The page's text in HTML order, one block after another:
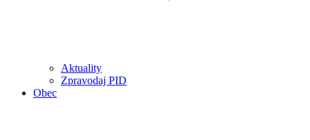
Aktuality
Zpravodaj PID
Obec